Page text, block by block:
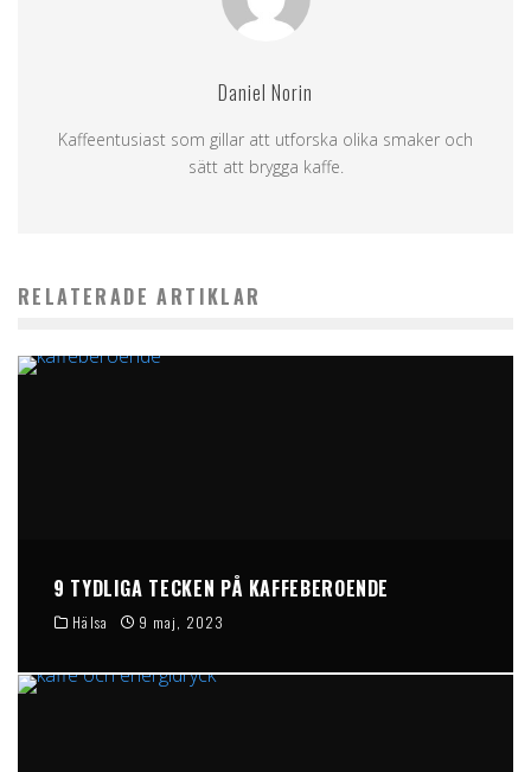
Daniel Norin
Kaffeentusiast som gillar att utforska olika smaker och
sätt att brygga kaffe.
RELATERADE ARTIKLAR
9 TYDLIGA TECKEN PÅ KAFFEBEROENDE
Hälsa 9 maj, 2023